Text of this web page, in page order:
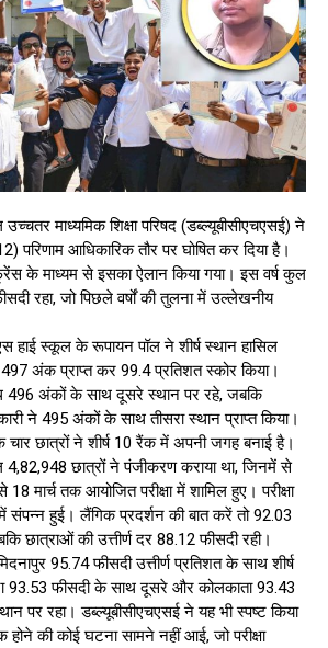
उच्चतर माध्यमिक शिक्षा परिषद (डब्ल्यूबीसीएचएसई) ने
परिणाम आधिकारिक तौर पर घोषित कर दिया है।
के माध्यम से इसका ऐलान किया गया। इस वर्ष कुल
रहा, जो पिछले वर्षों की तुलना में उल्लेखनीय
हाई स्कूल के रूपायन पॉल ने शीर्ष स्थान हासिल
अंक प्राप्त कर 99.4 प्रतिशत स्कोर किया।
496 अंकों के साथ दूसरे स्थान पर रहे, जबकि
ने 495 अंकों के साथ तीसरा स्थान प्राप्त किया।
छात्रों ने शीर्ष 10 रैंक में अपनी जगह बनाई है।
4,82,948 छात्रों ने पंजीकरण कराया था, जिनमें से
मार्च तक आयोजित परीक्षा में शामिल हुए। परीक्षा
हुई। लैंगिक प्रदर्शन की बात करें तो 92.03
छात्राओं की उत्तीर्ण दर 88.12 फीसदी रही।
95.74 फीसदी उत्तीर्ण प्रतिशत के साथ शीर्ष
93.53 फीसदी के साथ दूसरे और कोलकाता 93.43
पर रहा। डब्ल्यूबीसीएचएसई ने यह भी स्पष्ट किया
होने की कोई घटना सामने नहीं आई, जो परीक्षा